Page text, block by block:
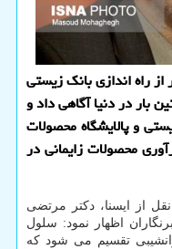
راه اندازی بانک زیستی
بار در دنیا آگاهی داد و
و پالایشگاه محصولات
محصولات زایمانی در
از ایسنا، دکتر مرتضی
در جمع خبرنگاران اظهار نمود: سلول
تقسیم می شود که